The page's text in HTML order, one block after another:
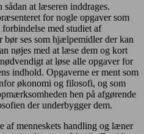
at læseren inddrages.
for nogle opgaver som
med studiet af
bør ses som hjælpemidler der kan
nøjes med at læse dem og kort
at løse alle opgaver for
indhold. Opgaverne er ment som
økonomi og filosofi, og som
hen på afgørende
der underbygger dem.
af menneskets handling og læner